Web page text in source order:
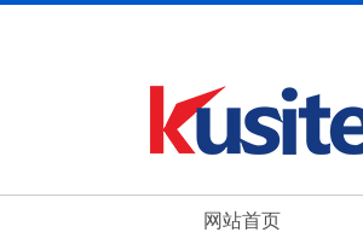
网站首页